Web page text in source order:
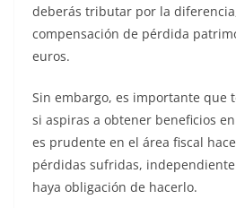
deberás tributar por la
compensación de pérdida
euros.
Sin embargo, es importante que
si aspiras a obtener beneficios
es prudente en el área fiscal
pérdidas sufridas,
haya obligación de hacerlo.